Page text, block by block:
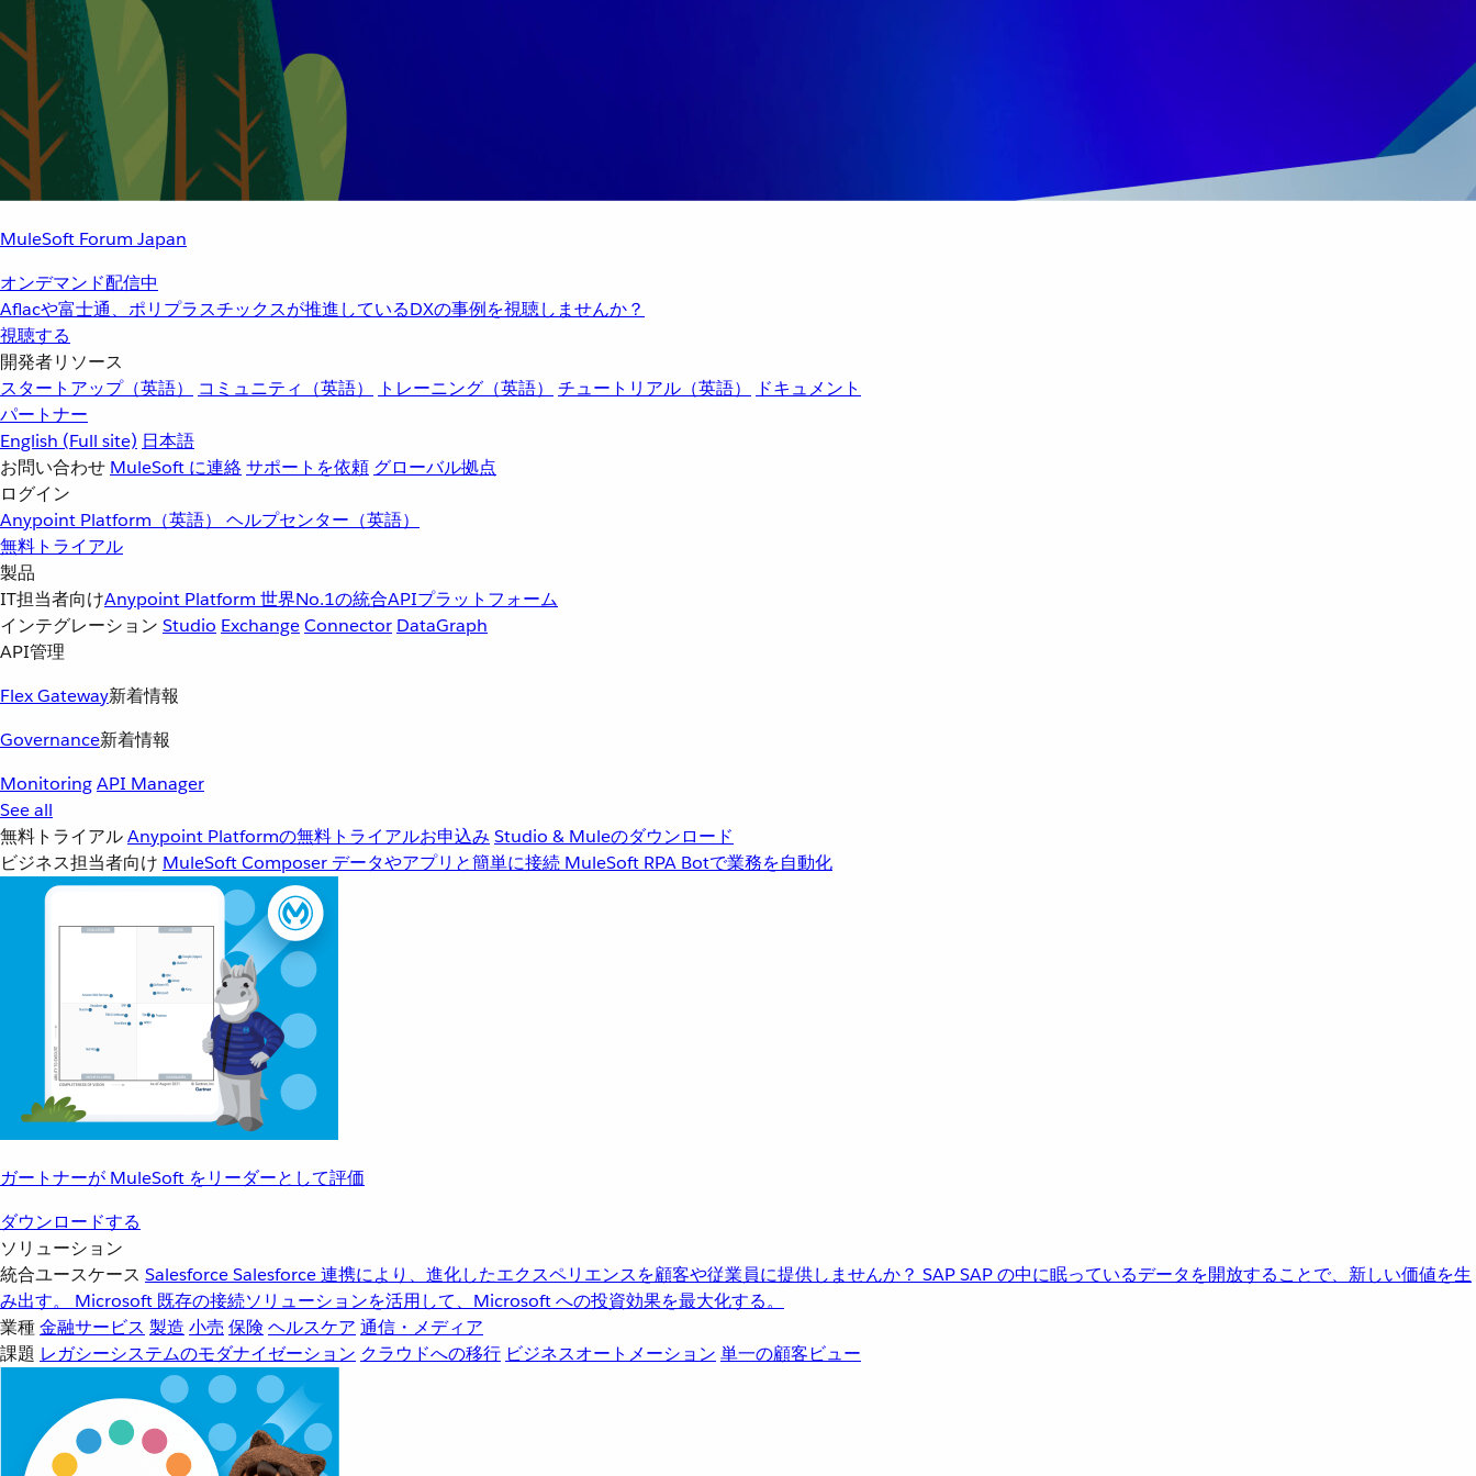
MuleSoft Forum Japan
オンデマンド配信中
Aflacや富士通、ポリプラスチックスが推進しているDXの事例を視聴しませんか？
視聴する
開発者リソース
スタートアップ（英語）
コミュニティ（英語） トレーニング（英語） チュートリアル（英語）
ドキュメント
パートナー
English (Full site) 日本語
お問い合わせ MuleSoft に連絡サポートを依頼 グローバル拠点
ログイン
Anypoint Platform（英語） ヘルプセンター（英語）
無料トライアル
製品
IT担当者向けAnypoint Platform 世界No.1の統合APIプラットフォーム
インテグレーション Studio ExchangeConnector DataGraph
API管理
Flex Gateway新着情報
Governance新着情報
MonitoringAPI Manager
See all
無料トライアルAnypoint Platformの無料トライアルお申込み Studio & Muleのダウンロード
ビジネス担当者向け MuleSoft Composer データやアプリと簡単に接続 MuleSoft RPA Botで業務を自動化
ガートナーが MuleSoft をリーダーとして評価
ダウンロードする
ソリューション
統合ユースケース SalesforceSalesforce 連携により、進化したエクスペリエンスを顧客や従業員に提供しませんか？ SAPSAP の中に眠っているデータを開放することで、新しい価値を生
み出す。
Microsoft 既存の接続ソリューションを活用して、Microsoft への投資効果を最大化する。
業種金融サービス 製造 小売 保険 ヘルスケア 通信・メディア
課題 レガシーシステムのモダナイゼーション クラウドへの移行 ビジネスオートメーション 単一の顧客ビュー